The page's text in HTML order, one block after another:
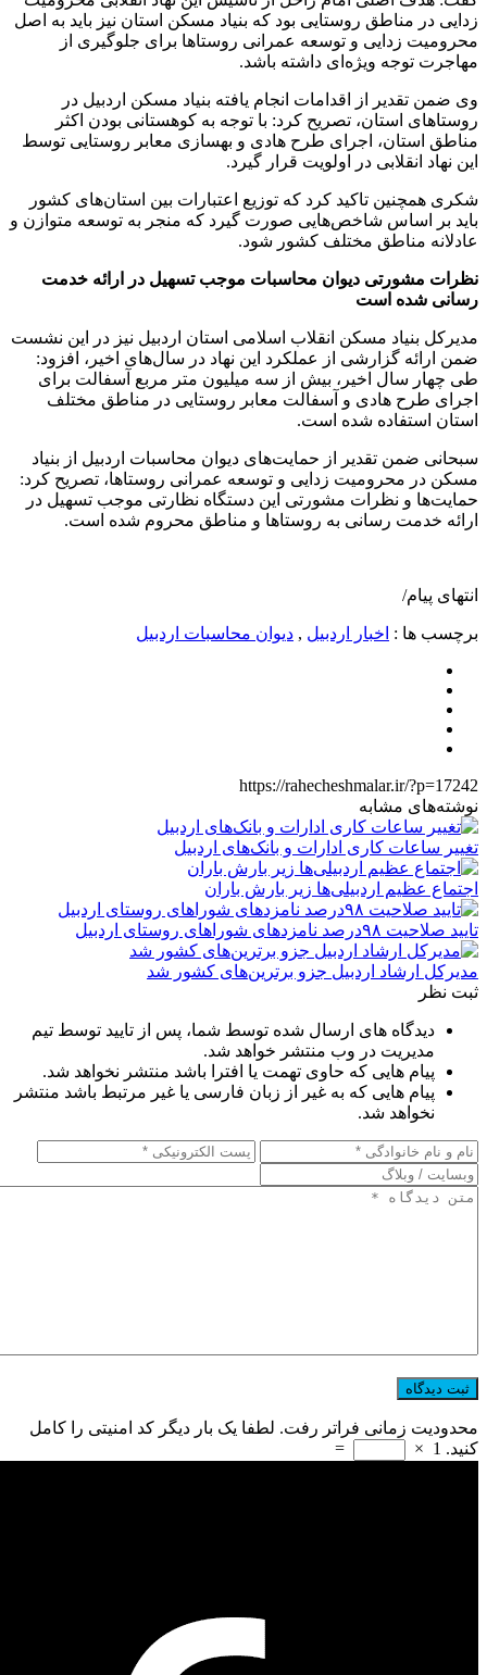
زدایی در مناطق روستایی بود که بنیاد مسکن استان نیز باید به اصل
محرومیت زدایی و توسعه عمرانی روستاها برای جلوگیری از
مهاجرت توجه ویژه‌ای داشته باشد.
وی ضمن تقدیر از اقدامات انجام یافته بنیاد مسکن اردبیل در
روستاهای استان، تصریح کرد: با توجه به کوهستانی بودن اکثر
مناطق استان، اجرای طرح هادی و بهسازی معابر روستایی توسط
این نهاد انقلابی در اولویت قرار گیرد.
شکری همچنین تاکید کرد که توزیع اعتبارات بین استان‌های کشور
باید بر اساس شاخص‌هایی صورت گیرد که منجر به توسعه متوازن و
عادلانه مناطق مختلف کشور شود.
نظرات مشورتی دیوان محاسبات موجب تسهیل در ارائه خدمت
رسانی شده است
مدیرکل بنیاد مسکن انقلاب اسلامی استان اردبیل نیز در این نشست
ضمن ارائه گزارشی از عملکرد این نهاد در سال‌های اخیر، افزود:
طی چهار سال اخیر، بیش از سه میلیون متر مربع آسفالت برای
اجرای طرح هادی و آسفالت معابر روستایی در مناطق مختلف
استان استفاده شده است.
سبحانی ضمن تقدیر از حمایت‌های دیوان محاسبات اردبیل از بنیاد
مسکن در محرومیت زدایی و توسعه عمرانی روستاها، تصریح کرد:
حمایت‌ها و نظرات مشورتی این دستگاه نظارتی موجب تسهیل در
ارائه خدمت رسانی به روستاها و مناطق محروم شده است.
انتهای پیام/
برچسب ها : اخبار اردبیل , دیوان محاسبات اردبیل
https://rahecheshmalar.ir/?p=17242
نوشته‌های مشابه
تغییر ساعات کاری ادارات و بانک‌های اردبیل
اجتماع عظیم اردبیلی‌ها زیر بارش باران
تایید صلاحیت ۹۸درصد نامزدهای شوراهای روستای اردبیل
مدیرکل ارشاد اردبیل جزو برترین‌های کشور شد
ثبت نظر
دیدگاه های ارسال شده توسط شما، پس از تایید توسط تیم
مدیریت در وب منتشر خواهد شد.
پیام هایی که حاوی تهمت یا افترا باشد منتشر نخواهد شد.
پیام هایی که به غیر از زبان فارسی یا غیر مرتبط باشد منتشر
نخواهد شد.
محدودیت زمانی فراتر رفت. لطفا یک بار دیگر کد امنیتی را کامل
کنید. 1
×
=